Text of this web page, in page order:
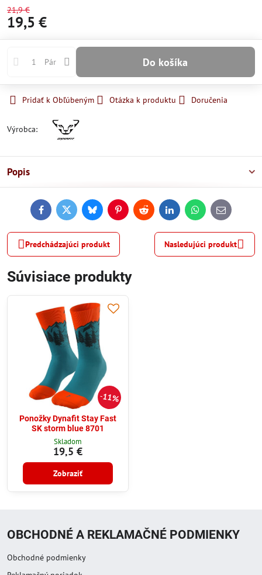
21,9 €
19,5 €
Pár Do košíka
Pridať k Obľúbeným Otázka k produktu Doručenia
Výrobca:
Popis
FacebookTwitterBlueskyPinterestReddit LinkedInWhatsApp
E-
mail
Predchádzajúci produkt Nasledujúci produkt
Súvisiace produkty
11%
Ponožky Dynafit Stay Fast
SK storm blue 8701
Skladom
19,5 €
Zobraziť
OBCHODNÉ A REKLAMAČNÉ PODMIENKY
Obchodné podmienky